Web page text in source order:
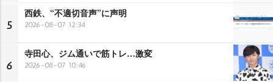
5
西鉄、“不適切音声”に声明
2026-08-07 12:34
6
寺田心、ジム通いで筋トレ…激変
2026-08-07 10:46